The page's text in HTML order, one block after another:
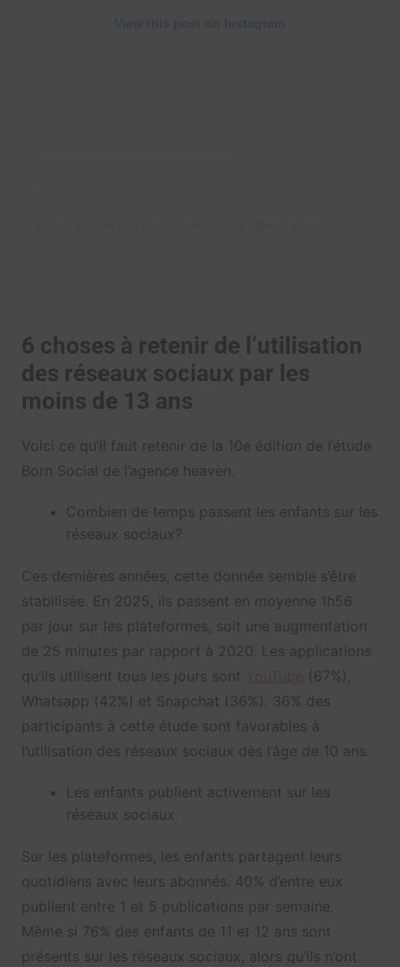
6 choses à retenir de l’utilisation
des réseaux sociaux par les
moins de 13 ans
Voici ce qu’il faut retenir de la 10e édition de l’étude
Born Social de l’agence heaven.
Combien de temps passent les enfants sur les
réseaux sociaux?
Ces dernières années, cette donnée semble s’être
stabilisée. En 2025, ils passent en moyenne 1h56
par jour sur les plateformes, soit une augmentation
de 25 minutes par rapport à 2020. Les applications
qu’ils utilisent tous les jours sont
(67%),
Whatsapp (42%) et Snapchat (36%). 36% des
participants à cette étude sont favorables à
l’utilisation des réseaux sociaux dès l’âge de 10 ans.
Les enfants publient activement sur les
réseaux sociaux
Sur les plateformes, les enfants partagent leurs
quotidiens avec leurs abonnés. 40% d’entre eux
publient entre 1 et 5 publications par semaine.
Même si 76% des enfants de 11 et 12 ans sont
présents sur les réseaux sociaux, alors qu’ils n’ont